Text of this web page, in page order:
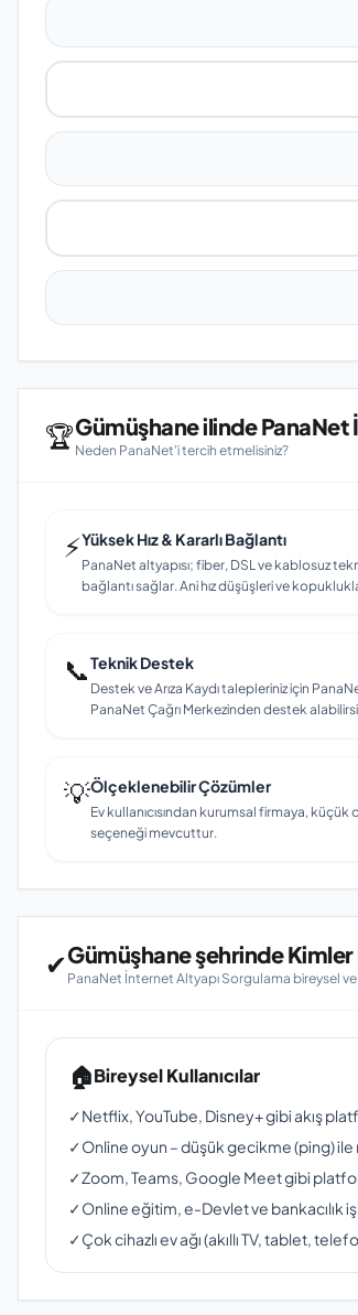
🏆Gümüşhane ilinde
Neden PanaNet'i tercih etmelisiniz?
⚡Yüksek Hız & Kararlı Bağlantı
PanaNet altyapısı; fiber, DSL ve kablosuz
bağlantı sağlar. Ani hız düşüşleri ve
📞Teknik Destek
Destek ve Arıza Kaydı talepleriniz için
PanaNet Çağrı Merkezinden destek
💡Ölçeklenebilir Çözümler
Ev kullanıcısından kurumsal firmaya,
seçeneği mevcuttur.
✔Gümüşhane şehrinde
PanaNet İnternet Altyapı Sorgulama bireysel
🏠Bireysel Kullanıcılar
✓Netflix, YouTube, Disney+ gibi akış
✓Online oyun – düşük gecikme (ping)
✓Zoom, Teams, Google Meet gibi
✓Online eğitim, e-Devlet ve bankacılık
✓Çok cihazlı ev ağı (akıllı TV, tablet,